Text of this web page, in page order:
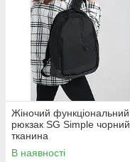
Жіночий функціональний
рюкзак SG Simple чорний
тканина
В наявності